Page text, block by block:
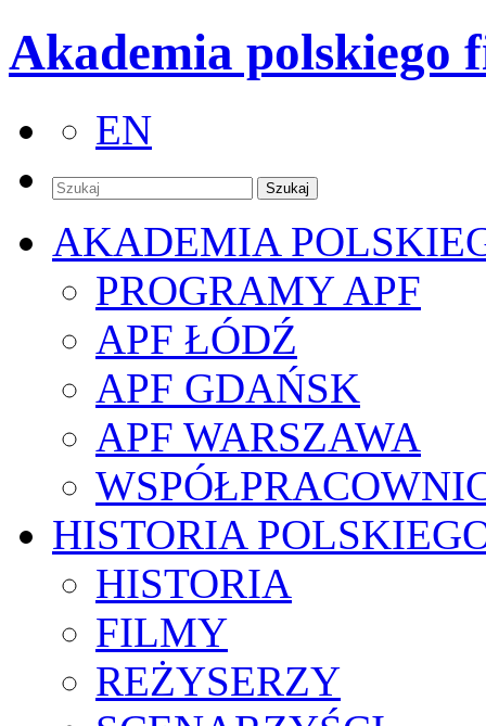
Akademia polskiego
EN
AKADEMIA
PROGRAMY APF
APF ŁÓDŹ
APF GDAŃSK
APF WARSZAWA
HISTORIA
HISTORIA
FILMY
REŻYSERZY